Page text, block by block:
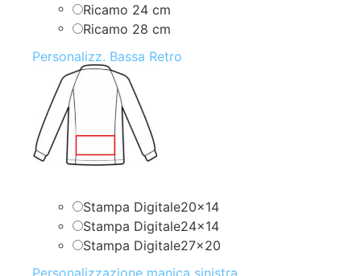
Ricamo 24 cm
Ricamo 28 cm
Personalizz. Bassa Retro
Stampa Digitale20x14
Stampa Digitale24x14
Stampa Digitale27x20